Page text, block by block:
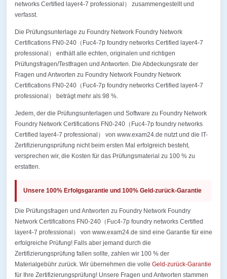
networks Certified layer4-7 professional） zusammengestellt und
verfasst.
Die Prüfungsunterlage zu Foundry Network Foundry Network
Certifications FN0-240（Fuc4-7p foundry networks Certified layer4-7
professional） enthält alle echten, originalen und richtigen
Prüfungsfragen/Testfragen und Antworten. Die Abdeckungsrate der
Fragen und Antworten zu Foundry Network Foundry Network
Certifications FN0-240（Fuc4-7p foundry networks Certified layer4-7
professional） beträgt mehr als 98 %.
Jedem, der die Prüfungsunterlagen und Software zu Foundry Network
Foundry Network Certifications FN0-240（Fuc4-7p foundry networks
Certified layer4-7 professional） von www.exam24.de nutzt und die IT-
Zertifizierungsprüfung nicht beim ersten Mal erfolgreich besteht,
versprechen wir, die Kosten für das Prüfungsmaterial zu 100 % zu
erstatten.
Unsere 100% Erfolgsgarantie und 100% Geld-zurück-Garantie
Die Prüfungsfragen und Antworten zu Foundry Network Foundry
Network Certifications FN0-240（Fuc4-7p foundry networks Certified
layer4-7 professional） von www.exam24.de sind eine Garantie für eine
erfolgreiche Prüfung! Falls aber jemand durch die
Zertifizierungsprüfung fallen sollte, zahlen wir 100 % der
Materialgebühr zurück. Wir übernehmen die volle Geld-zurück-Garantie
für Ihre Zertifizierungsprüfung! Unsere Fragen und Antworten stammen